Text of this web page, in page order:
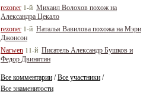
rezoner 1-й Михаил Волохов похож на
Александра Цекало
rezoner 1-й Наталья Вавилова похожа на Мэри
Джонсон
Narwen 11-й Писатель Александр Бушков и
Федор Двинятин
Все комментарии /Все участники /
Все знаменитости